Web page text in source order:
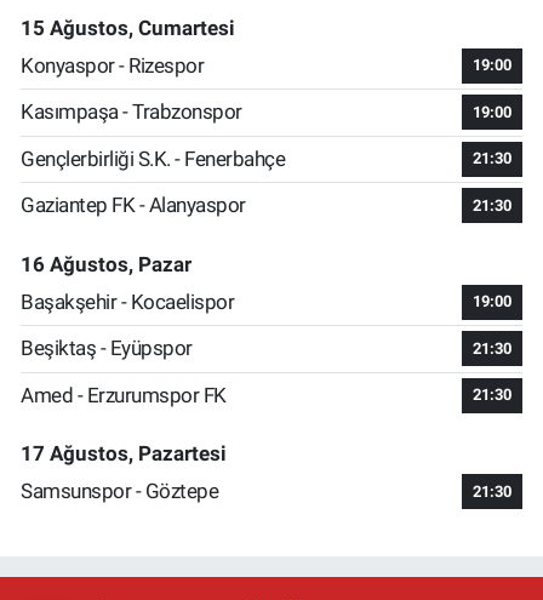
15 Ağustos, Cumartesi
Konyaspor - Rizespor
19:00
Kasımpaşa - Trabzonspor 19:00
Gençlerbirliği S.K. - Fenerbahçe 21:30
Gaziantep FK - Alanyaspor 21:30
16 Ağustos, Pazar
Başakşehir - Kocaelispor
19:00
Beşiktaş - Eyüpspor 21:30
Amed - Erzurumspor FK 21:30
17 Ağustos, Pazartesi
Samsunspor - Göztepe
21:30